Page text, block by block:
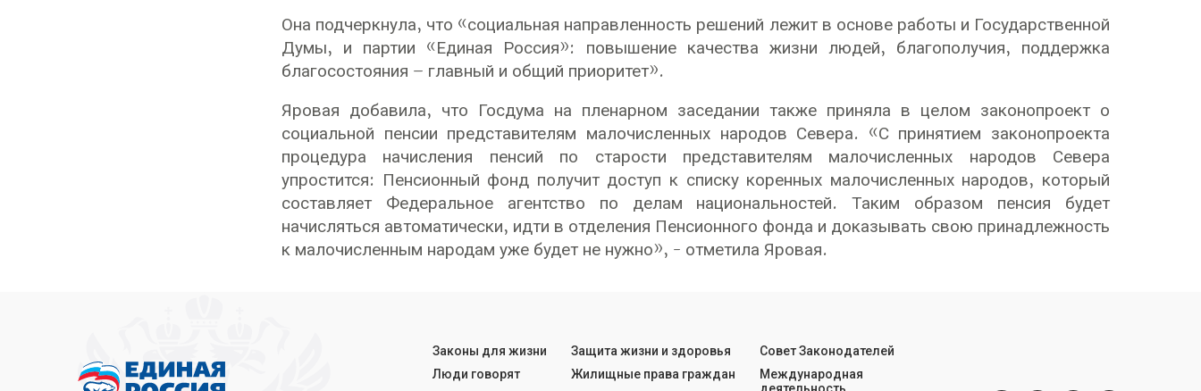
Она подчеркнула, что «социальная направленность решений лежит в основе работы и Государственной
Думы, и партии «Единая Россия»: повышение качества жизни людей, благополучия, поддержка
благосостояния – главный и общий приоритет».
Яровая добавила, что Госдума на пленарном заседании также приняла в целом законопроект о
социальной пенсии представителям малочисленных народов Севера. «С принятием законопроекта
процедура начисления пенсий по старости представителям малочисленных народов Севера
упростится: Пенсионный фонд получит доступ к списку коренных малочисленных народов, который
составляет Федеральное агентство по делам национальностей. Таким образом пенсия будет
начисляться автоматически, идти в отделения Пенсионного фонда и доказывать свою принадлежность
к малочисленным народам уже будет не нужно», - отметила Яровая.
Законы для жизни
Люди говорят
Защита жизни и здоровья
Жилищные права граждан
Совет Законодателей
Международная